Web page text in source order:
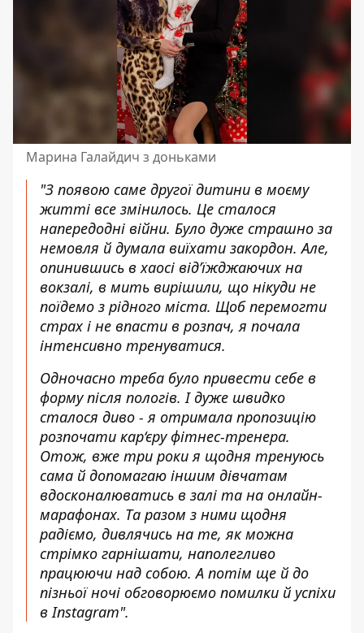
Марина Галайдич з доньками
"З появою саме другої дитини в моєму
житті все змінилось. Це сталося
напередодні війни. Було дуже страшно за
немовля й думала виїхати закордон. Але,
опинившись в хаосі від’їжджаючих на
вокзалі, в мить вирішили, що нікуди не
поїдемо з рідного міста. Щоб перемогти
страх і не впасти в розпач, я почала
інтенсивно тренуватися.
Одночасно треба було привести себе в
форму після пологів. І дуже швидко
сталося диво - я отримала пропозицію
розпочати кар‘єру фітнес-тренера.
Отож, вже три роки я щодня тренуюсь
сама й допомагаю іншим дівчатам
вдосконалюватись в залі та на онлайн-
марафонах. Та разом з ними щодня
радіємо, дивлячись на те, як можна
стрімко гарнішати, наполегливо
працюючи над собою. А потім ще й до
пізньої ночі обговорюємо помилки й успіхи
в Instagram".